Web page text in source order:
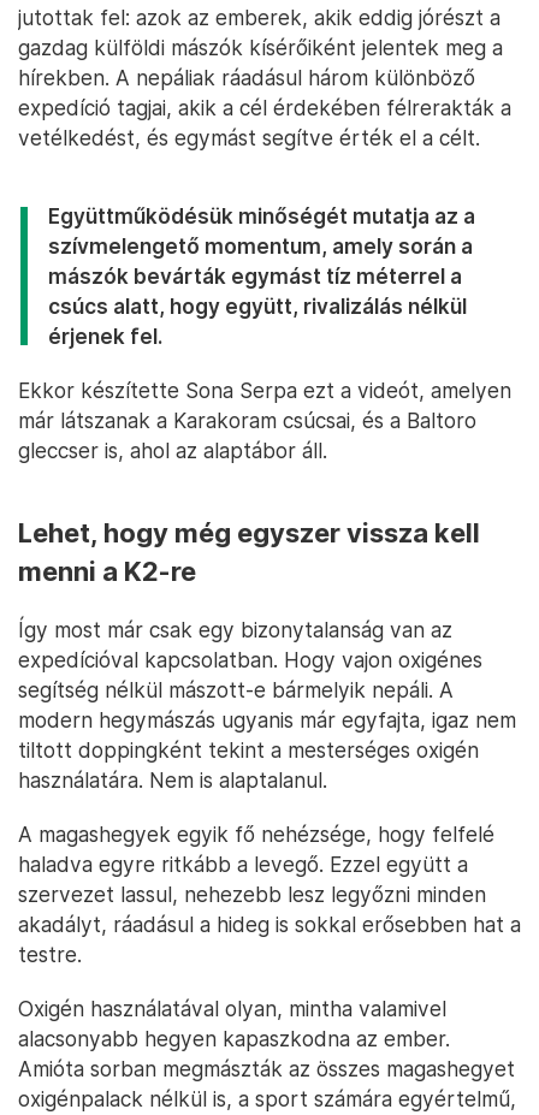
jutottak fel: azok az emberek, akik eddig jórészt a
gazdag külföldi mászók kísérőiként jelentek meg a
hírekben. A nepáliak ráadásul három különböző
expedíció tagjai, akik a cél érdekében félrerakták a
vetélkedést, és egymást segítve érték el a célt.
Együttműködésük minőségét mutatja az a
szívmelengető momentum, amely során a
mászók bevárták egymást tíz méterrel a
csúcs alatt, hogy együtt, rivalizálás nélkül
érjenek fel.
Ekkor készítette Sona Serpa ezt a videót, amelyen
már látszanak a Karakoram csúcsai, és a Baltoro
gleccser is, ahol az alaptábor áll.
Lehet, hogy még egyszer vissza kell
menni a K2-re
Így most már csak egy bizonytalanság van az
expedícióval kapcsolatban. Hogy vajon oxigénes
segítség nélkül mászott-e bármelyik nepáli. A
modern hegymászás ugyanis már egyfajta, igaz nem
tiltott doppingként tekint a mesterséges oxigén
használatára. Nem is alaptalanul.
A magashegyek egyik fő nehézsége, hogy felfelé
haladva egyre ritkább a levegő. Ezzel együtt a
szervezet lassul, nehezebb lesz legyőzni minden
akadályt, ráadásul a hideg is sokkal erősebben hat a
testre.
Oxigén használatával olyan, mintha valamivel
alacsonyabb hegyen kapaszkodna az ember.
Amióta sorban megmászták az összes magashegyet
oxigénpalack nélkül is, a sport számára egyértelmű,